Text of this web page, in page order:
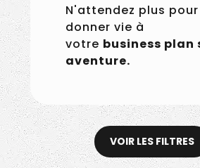
N'attendez plus pour
donner vie à
votre business plan
aventure.
VOIR LES FILTRES
Il a ramené la
olympique en
bord du Belem –
Normand